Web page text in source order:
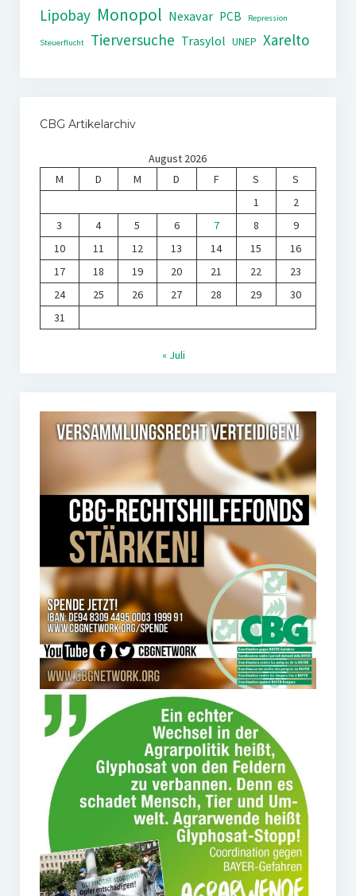
Lipobay Monopol Nexavar PCB Repression
Steuerflucht Tierversuche Trasylol UNEP Xarelto
CBG Artikelarchiv
August 2026
M
D M D F S
S
1
2
3
4 5 6 7 8
9
10
11 12 13 14 15
16
17
18 19 20 21 22
23
24
25 26 27 28 29
30
31
« Juli